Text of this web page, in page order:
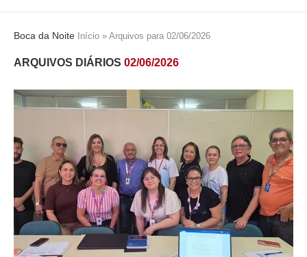
Boca da Noite Início » Arquivos para 02/06/2026
ARQUIVOS DIÁRIOS 02/06/2026